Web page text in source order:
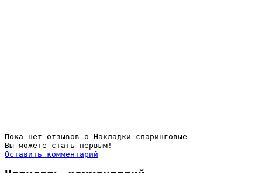
Пока нет отзывов о Накладки спаринговые
Вы можете стать первым!
Оставить комментарий